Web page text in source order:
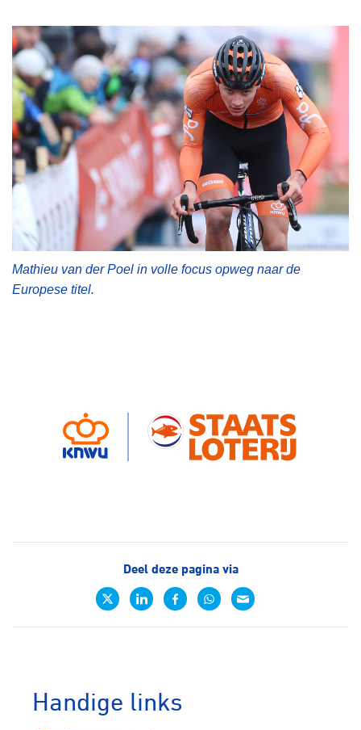
Mathieu van der Poel in volle focus opweg naar de
Europese titel.
Deel deze pagina via
Handige links